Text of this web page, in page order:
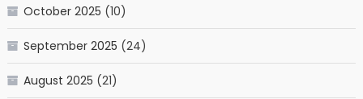
October 2025 (10)
September 2025 (24)
August 2025 (21)